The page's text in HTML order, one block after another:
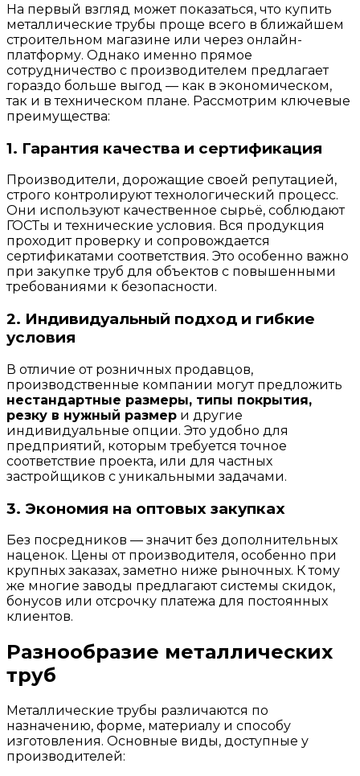
На первый взгляд может показаться, что купить
металлические трубы проще всего в ближайшем
строительном магазине или через онлайн-
платформу. Однако именно прямое
сотрудничество с производителем предлагает
гораздо больше выгод — как в экономическом,
так и в техническом плане. Рассмотрим ключевые
преимущества:
1. Гарантия качества и сертификация
Производители, дорожащие своей репутацией,
строго контролируют технологический процесс.
Они используют качественное сырьё, соблюдают
ГОСТы и технические условия. Вся продукция
проходит проверку и сопровождается
сертификатами соответствия. Это особенно важно
при закупке труб для объектов с повышенными
требованиями к безопасности.
2. Индивидуальный подход и гибкие
условия
В отличие от розничных продавцов,
производственные компании могут предложить
нестандартные размеры, типы покрытия,
резку в нужный размер и другие
индивидуальные опции. Это удобно для
предприятий, которым требуется точное
соответствие проекта, или для частных
застройщиков с уникальными задачами.
3. Экономия на оптовых закупках
Без посредников — значит без дополнительных
наценок. Цены от производителя, особенно при
крупных заказах, заметно ниже рыночных. К тому
же многие заводы предлагают системы скидок,
бонусов или отсрочку платежа для постоянных
клиентов.
Разнообразие металлических
труб
Металлические трубы различаются по
назначению, форме, материалу и способу
изготовления. Основные виды, доступные у
производителей: